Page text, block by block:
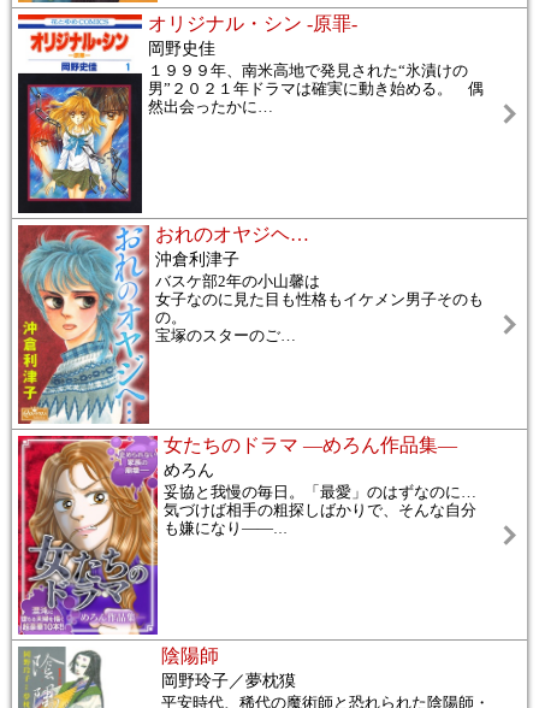
オリジナル・シン -原罪-
岡野史佳
１９９９年、南米高地で発見された“氷漬けの
男”２０２１年ドラマは確実に動き始める。 偶
然出会ったかに…
おれのオヤジヘ…
沖倉利津子
バスケ部2年の小山馨は
女子なのに見た目も性格もイケメン男子そのも
の。
宝塚のスターのご…
女たちのドラマ ―めろん作品集―
めろん
妥協と我慢の毎日。「最愛」のはずなのに…
気づけば相手の粗探しばかりで、そんな自分
も嫌になり――…
陰陽師
岡野玲子／夢枕獏
平安時代、稀代の魔術師と恐れられた陰陽師・